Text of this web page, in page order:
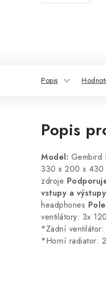
Popis
Popis
Model: Gembird
330 x 200 x 430
zdroje
vstupy a
headphones
ventilátory: 3x
*Zadní
*Horní radiator: